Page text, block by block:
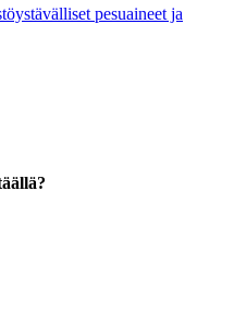
pesuaineet ja